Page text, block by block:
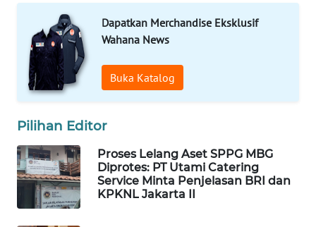
Dapatkan Merchandise Eksklusif
Wahana News
Buka Katalog
Pilihan Editor
Proses Lelang Aset SPPG MBG
Diprotes: PT Utami Catering
Service Minta Penjelasan BRI dan
KPKNL Jakarta II
WAHANA
HEALTH
WAHANA
DESA
LAPAK
WAHANA
Wahana